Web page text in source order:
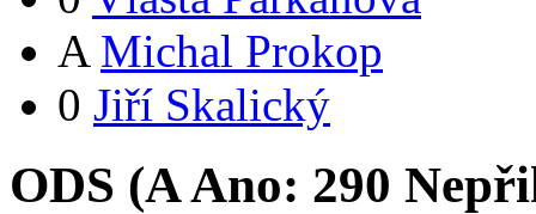
A Michal Prokop
0 Jiří Skalický
ODS (AAno: 290